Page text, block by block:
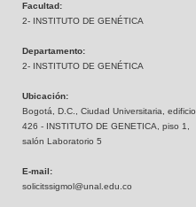
Facultad:
2- INSTITUTO DE GENÉTICA
Departamento:
2- INSTITUTO DE GENÉTICA
Ubicación:
Bogotá, D.C., Ciudad Universitaria, edificio
426 - INSTITUTO DE GENETICA, piso 1,
salón Laboratorio 5
E-mail:
solicitssigmol@unal.edu.co